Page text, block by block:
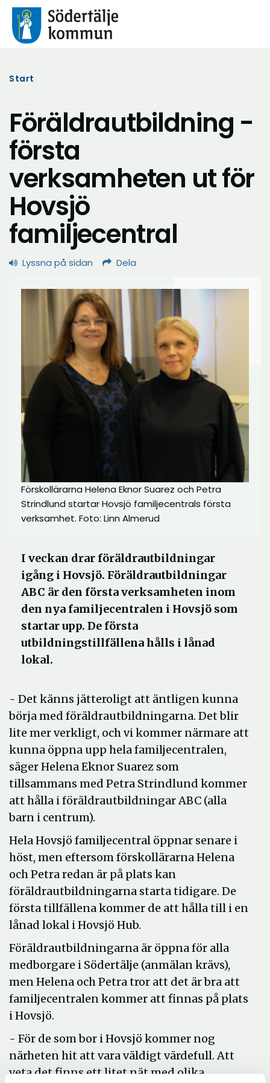
Start
Föräldrautbildning -
första
verksamheten ut för
Hovsjö
familjecentral
Lyssna på sidan Dela
Förskollärarna Helena Eknor Suarez och Petra
Strindlund startar Hovsjö familjecentrals första
verksamhet. Foto: Linn Almerud
I veckan drar föräldrautbildningar
igång i Hovsjö. Föräldrautbildningar
ABC är den första verksamheten inom
den nya familjecentralen i Hovsjö som
startar upp. De första
utbildningstillfällena hålls i lånad
lokal.
- Det känns jätteroligt att äntligen kunna
börja med föräldrautbildningarna. Det blir
lite mer verkligt, och vi kommer närmare att
kunna öppna upp hela familjecentralen,
säger Helena Eknor Suarez som
tillsammans med Petra Strindlund kommer
att hålla i föräldrautbildningar ABC (alla
barn i centrum).
Hela Hovsjö familjecentral öppnar senare i
höst, men eftersom förskollärarna Helena
och Petra redan är på plats kan
föräldrautbildningarna starta tidigare. De
första tillfällena kommer de att hålla till i en
lånad lokal i Hovsjö Hub.
Föräldrautbildningarna är öppna för alla
medborgare i Södertälje (anmälan krävs),
men Helena och Petra tror att det är bra att
familjecentralen kommer att finnas på plats
i Hovsjö.
- För de som bor i Hovsjö kommer nog
närheten hit att vara väldigt värdefull. Att
veta det finns ett litet nät med olika